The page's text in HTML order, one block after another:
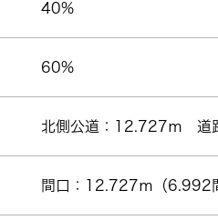
40%
60%
北側公道：12.727ｍ 道
間口：12.727ｍ（6.992